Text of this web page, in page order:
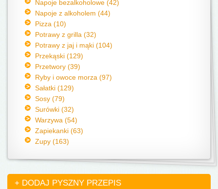
Napoje bezalkoholowe (42)
Napoje z alkoholem (44)
Pizza (10)
Potrawy z grilla (32)
Potrawy z jaj i mąki (104)
Przekąski (129)
Przetwory (39)
Ryby i owoce morza (97)
Sałatki (129)
Sosy (79)
Surówki (32)
Warzywa (54)
Zapiekanki (63)
Zupy (163)
+ DODAJ PYSZNY PRZEPIS